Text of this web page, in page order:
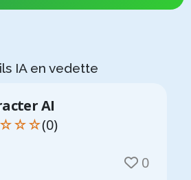
IA en vedette
AI
(0)
0